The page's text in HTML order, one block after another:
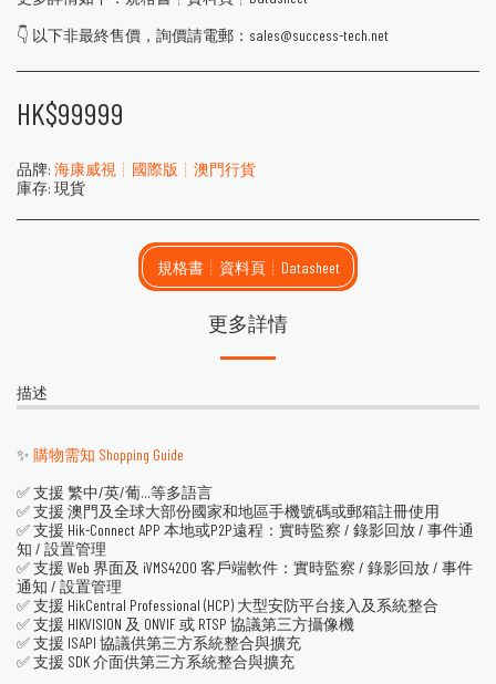
👇 以下非最終售價，詢價請電郵：sales@success-tech.net
HK$99999
品牌: 海康威視┊國際版┊澳門行貨
庫存: 現貨
規格書┊資料頁┊Datasheet
更多詳情
描述
✨ 購物需知 Shopping Guide
✅ 支援 繁中/英/葡...等多語言
✅ 支援 澳門及全球大部份國家和地區手機號碼或郵箱註冊使用
✅ 支援 Hik-Connect APP 本地或P2P遠程：實時監察 / 錄影回放 / 事件通
知 / 設置管理
✅ 支援 Web 界面及 iVMS4200 客戶端軟件：實時監察 / 錄影回放 / 事件
通知 / 設置管理
✅ 支援 HikCentral Professional (HCP) 大型安防平台接入及系統整合
✅ 支援 HIKVISION 及 ONVIF 或 RTSP 協議第三方攝像機
✅ 支援 ISAPI 協議供第三方系統整合與擴充
✅ 支援 SDK 介面供第三方系統整合與擴充